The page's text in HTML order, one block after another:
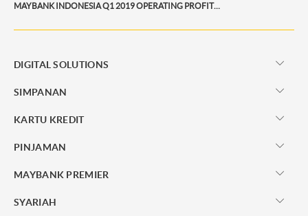
MAYBANK INDONESIA Q1 2019 OPERATING PROFIT RISES
DIGITAL SOLUTIONS
SIMPANAN
KARTU KREDIT
PINJAMAN
MAYBANK PREMIER
SYARIAH